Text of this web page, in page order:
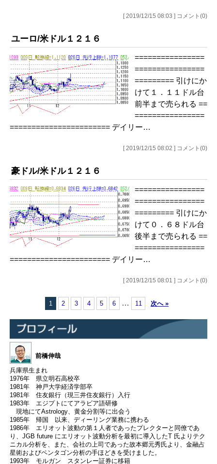
[ 2019/12/15 08:03 ] コメント(0)
ユーロ/米ドル１２１６
================
================
========= 引けにか
けて１．１１ドル台
前半まで売られる ==
================
======================= デイリー…
[ 2019/12/15 08:02 ] コメント(0)
豪ドル/米ドル１２１６
================
================
========= 引けにか
けて０．６８ドル台
後半まで売られる ==
================
======================= デイリー…
[ 2019/12/15 08:01 ] コメント(0)
1 2 3 4 5 6 … 11 次へ »
前橋伸哉
兵庫県生まれ
1976年 県立明石高校卒
1981年 神戸大学経済学部卒
1981年 住友銀行（現三井住友銀行）入行
1983年 エジプトにてアラビア語研修
現地にてAstrology、黄金分割等に出会う
1985年 帰国 以来、ディーリング業務に携わる
1986年 エリオット波動の第１人者であったプレクターと同僚であ
り、JGB future にエリオット波動分析を最初に導入したT 氏よりテク
ニカル分析を、また、会社の上司であった故本郷元秀氏より、金融占
星術およびペンタゴン分析の手ほどきを受けました。
1993年 モルガン スタンレー証券に移籍